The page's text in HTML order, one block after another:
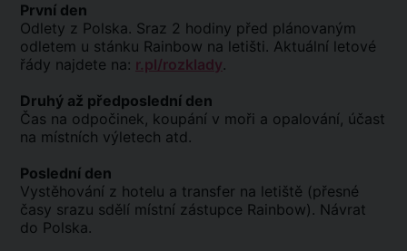
První den
Odlety z Polska. Sraz 2 hodiny před plánovaným
odletem u stánku Rainbow na letišti. Aktuální letové
řády najdete na: r.pl/rozklady.
Druhý až předposlední den
Čas na odpočinek, koupání v moři a opalování, účast
na místních výletech atd.
Poslední den
Vystěhování z hotelu a transfer na letiště (přesné
časy srazu sdělí místní zástupce Rainbow). Návrat
do Polska.